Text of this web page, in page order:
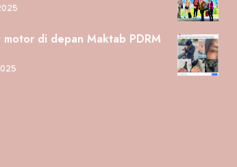
di depan Maktab PDRM